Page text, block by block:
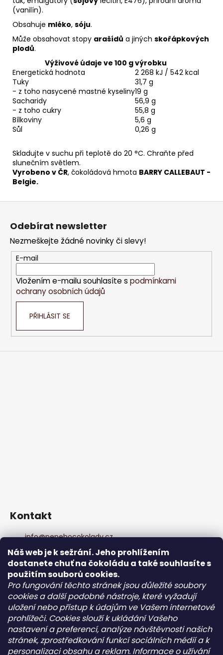
Náš web je k sežrání. Jeho prohlížením
dostanete chuť na čokoládu a také souhlasíte s
použitím souborů cookies.
Pro fungování těchto stránek jsou důležité soubory
cookies a další podobné nástroje, které vyžadují
uložení nebo přístup k údajům ve Vašem internetové
prohlížeči. Cookies slouží k ukládání Vašeho
nastavení a preferencí, analýze návštěvnosti našich
stránek, zprostředkování funkcí sociálních médií a k
personalizaci obsahu a reklam. Informace o užívání
(vanilín).
Obsahuje mléko, sóju.
Může obsahovat stopy arašídů a jiných skořápkových
plodů.
Výživové údaje ve 100 g výrobku
Energetická hodnota
2 268 kJ / 542 kcal
Tuky
- z toho nasycené mastné kyseliny
31,7 g
19 g
Sacharidy
- z toho cukry
56,9 g
55,8 g
Bílkoviny
5,6 g
Sůl
0,26 g
Skladujte v suchu při teplotě do 20 °C. Chraňte před
slunečním světlem.
Vyrobeno v ČR, čokoládová hmota BARRY CALLEBAUT -
Belgie.
Z
Odebírat newsletter
Nezmeškejte žádné novinky či slevy!
E-mail
Vložením e-mailu souhlasíte s podmínkami
ochrany osobních údajů
PŘIHLÁSIT SE
Kontakt
info@pepehocokolady.cz
+420702085600
+420702085600
Pepeho čokolády
pepehocokolady.cz
Informace pro vás
Kontakt
Obchodní podmínky